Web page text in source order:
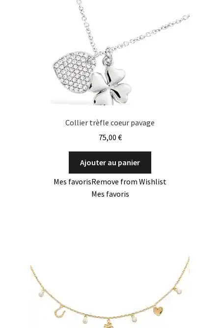
Collier trèfle coeur pavage
75,00 €
Ajouter au panier
Mes favorisRemove from Wishlist
Mes favoris